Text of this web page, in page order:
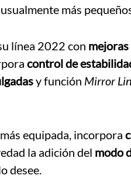
más
línea 2022 con
control de
y función Mirror
equipada, incorpora
la adición del modo
desee.